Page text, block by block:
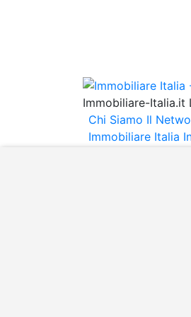
Immobiliare-Italia.it
Chi Siamo Il
Immobiliare Italia
Gli annunci
italia.it quindi non